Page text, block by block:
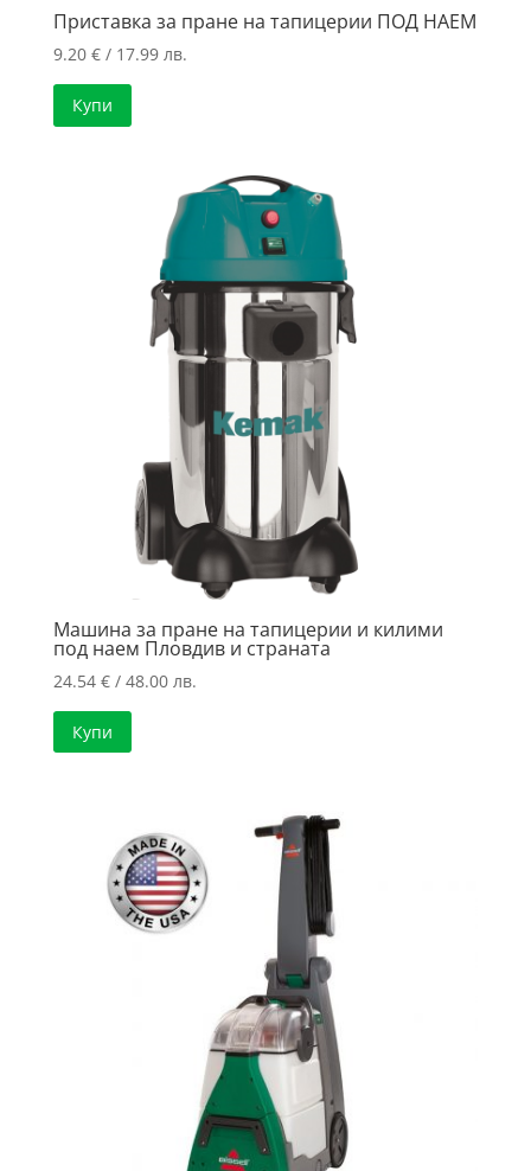
Приставка за пране на тапицерии ПОД НАЕМ
9.20 €/ 17.99 лв.
Купи
Машина за пране на тапицерии и килими
под наем Пловдив и страната
24.54 €/ 48.00 лв.
Купи